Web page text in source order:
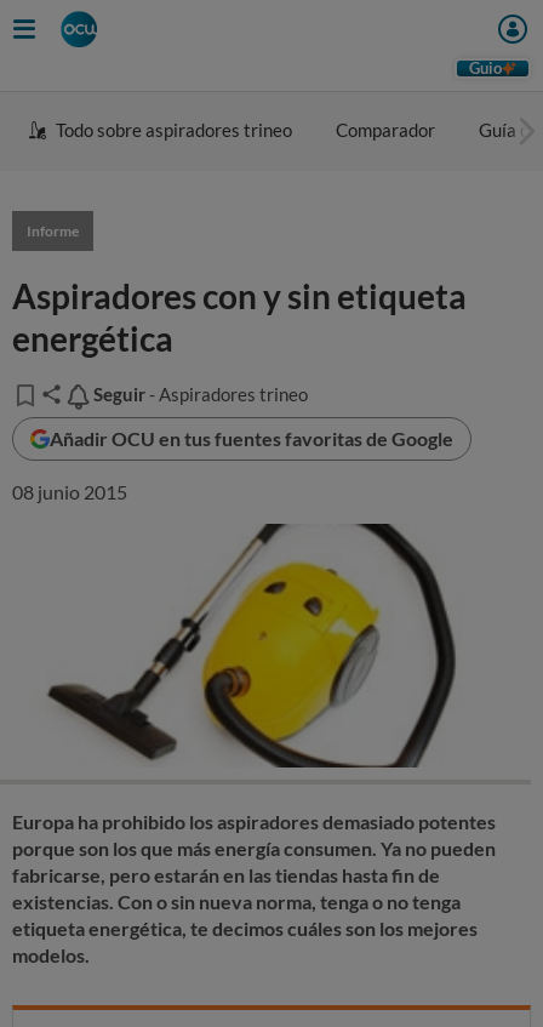
Guio
Todo sobre aspiradores trineo Comparador Guía
Informe
Aspiradores con y sin etiqueta
energética
Seguir
Seguir - Aspiradores trineo
Añadir OCU en tus fuentes favoritas de Google
08 junio 2015
Europa ha prohibido los aspiradores demasiado potentes
porque son los que más energía consumen. Ya no pueden
fabricarse, pero estarán en las tiendas hasta fin de
existencias. Con o sin nueva norma, tenga o no tenga
etiqueta energética, te decimos cuáles son los mejores
modelos.